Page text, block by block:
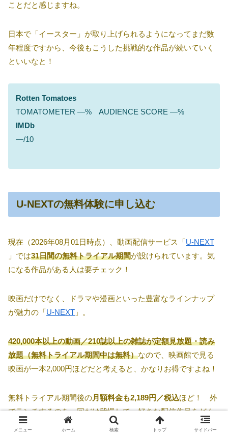
ことだと感じますね。
日本で「イースター」が取り上げられるようになってまだ数
年程度ですから、今後もこうした挑戦的な作品が続いていく
といいなと！
Rotten Tomatoes
TOMATOMETER ―% AUDIENCE SCORE ―%
IMDb
―/10
U-NEXTの無料体験に申し込む
現在（2026年08月01日時点）、動画配信サービス「U-NEXT
」では31日間の無料トライアル期間が設けられています。気
になる作品がある人は要チェック！
映画だけでなく、ドラマや漫画といった豊富なラインナップ
が魅力の「U-NEXT 」。
420,000本以上の動画／210誌以上の雑誌が定額見放題・読み
放題（無料トライアル期間中は無料）なので、映画館で見る
映画が一本2,000円ほどだと考えると、かなりお得ですよね！
無料トライアル期間後の月額料金も2,189円／税込ほど！ 外
でランチするのを一回だけ我慢して、好きな配信作品をどん
どん観ちゃいましょう♡
メニュー ホーム 検索 トップ サイドバー